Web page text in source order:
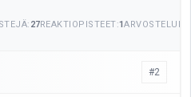
27REAKTIOPISTEET:1
#2